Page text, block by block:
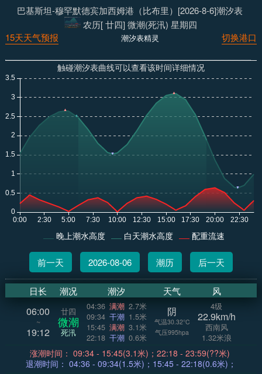
巴基斯坦-穆罕默德宾加西姆港（比布里）[2026-8-6]潮汐表
农历[ 廿四] 微潮(死汛) 星期四
切换港口
潮汐表精灵
15天天气预报
触碰潮汐表曲线可以查看该时间详细情况
晚上潮水高度 白天潮水高度 配重流速
前一天 2026-08-06 潮历 后一天
日长 潮况 潮汐 天气 风
06:00
~
19:12
廿四
微潮
死汛
04:36 满潮 2.7米
09:34 干潮 1.5米
15:45 满潮 3.1米
22:18 干潮 0.6米
阴
气温30.32°C
气压995hpa
4级
22.9km/h
西南风
1.32米浪
涨潮时间： 09:34 - 15:45(3.1米)；22:18 - 23:59(??米)
退潮时间： 04:36 - 09:34(1.5米)；15:45 - 22:18(0.6米)；